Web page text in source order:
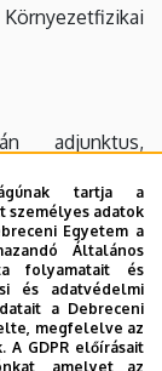
adjunktus,
docens,
tartja a
személyes adatok
Egyetem a
Általános
folyamatait és
és adatvédelmi
a Debreceni
megfelelve az
A GDPR előírásait
amelyet az